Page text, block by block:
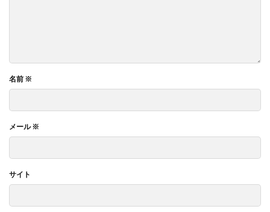
名前 ※
メール※
サイト